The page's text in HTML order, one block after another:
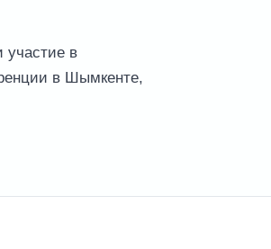
участие в
в Шымкенте,